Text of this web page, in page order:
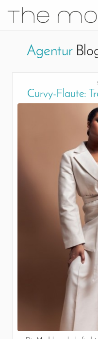
Navigation
Agentur
Curvy-Flaute: